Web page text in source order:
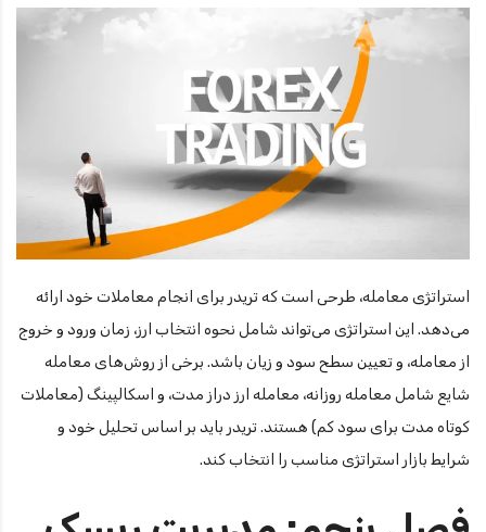
استراتژی معامله، طرحی است که تریدر برای انجام معاملات خود ارائه
می‌دهد. این استراتژی می‌تواند شامل نحوه انتخاب ارز، زمان ورود و خروج
از معامله، و تعیین سطح سود و زیان باشد. برخی از روش‌های معامله
شایع شامل معامله روزانه، معامله ارز دراز مدت، و اسکالپینگ (معاملات
کوتاه مدت برای سود کم) هستند. تریدر باید بر اساس تحلیل خود و
شرایط بازار استراتژی مناسب را انتخاب کند.